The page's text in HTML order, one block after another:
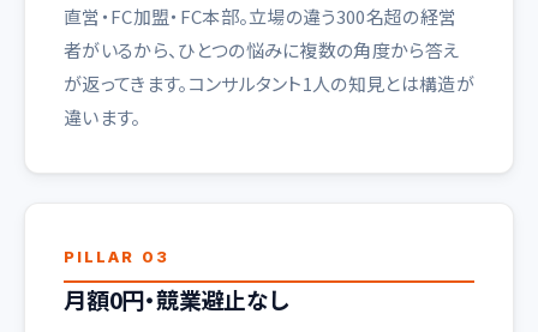
直営・FC加盟・FC本部。立場の違う300名超の経営
者がいるから、ひとつの悩みに複数の角度から答え
が返ってきます。コンサルタント1人の知見とは構造が
違います。
PILLAR 03
月額0円・競業避止なし